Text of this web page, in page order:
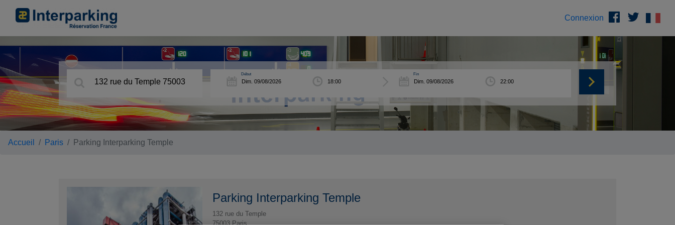
Connexion
Début Fin
Accueil Paris Parking Interparking Temple
Parking Interparking Temple
132 rue du Temple
75003 Paris